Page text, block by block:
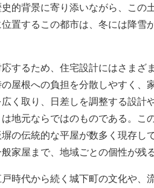
的背景に寄り添いながら、この
置するこの都市は、冬には降雪
するため、住宅設計にはさまざ
屋根への負担を分散しやすく、
く取り、日差しを調整する設計
地元ならではのものである。こ
の伝統的な平屋が数多く現存し
家屋まで、地域ごとの個性が残
時代から続く城下町の文化や、